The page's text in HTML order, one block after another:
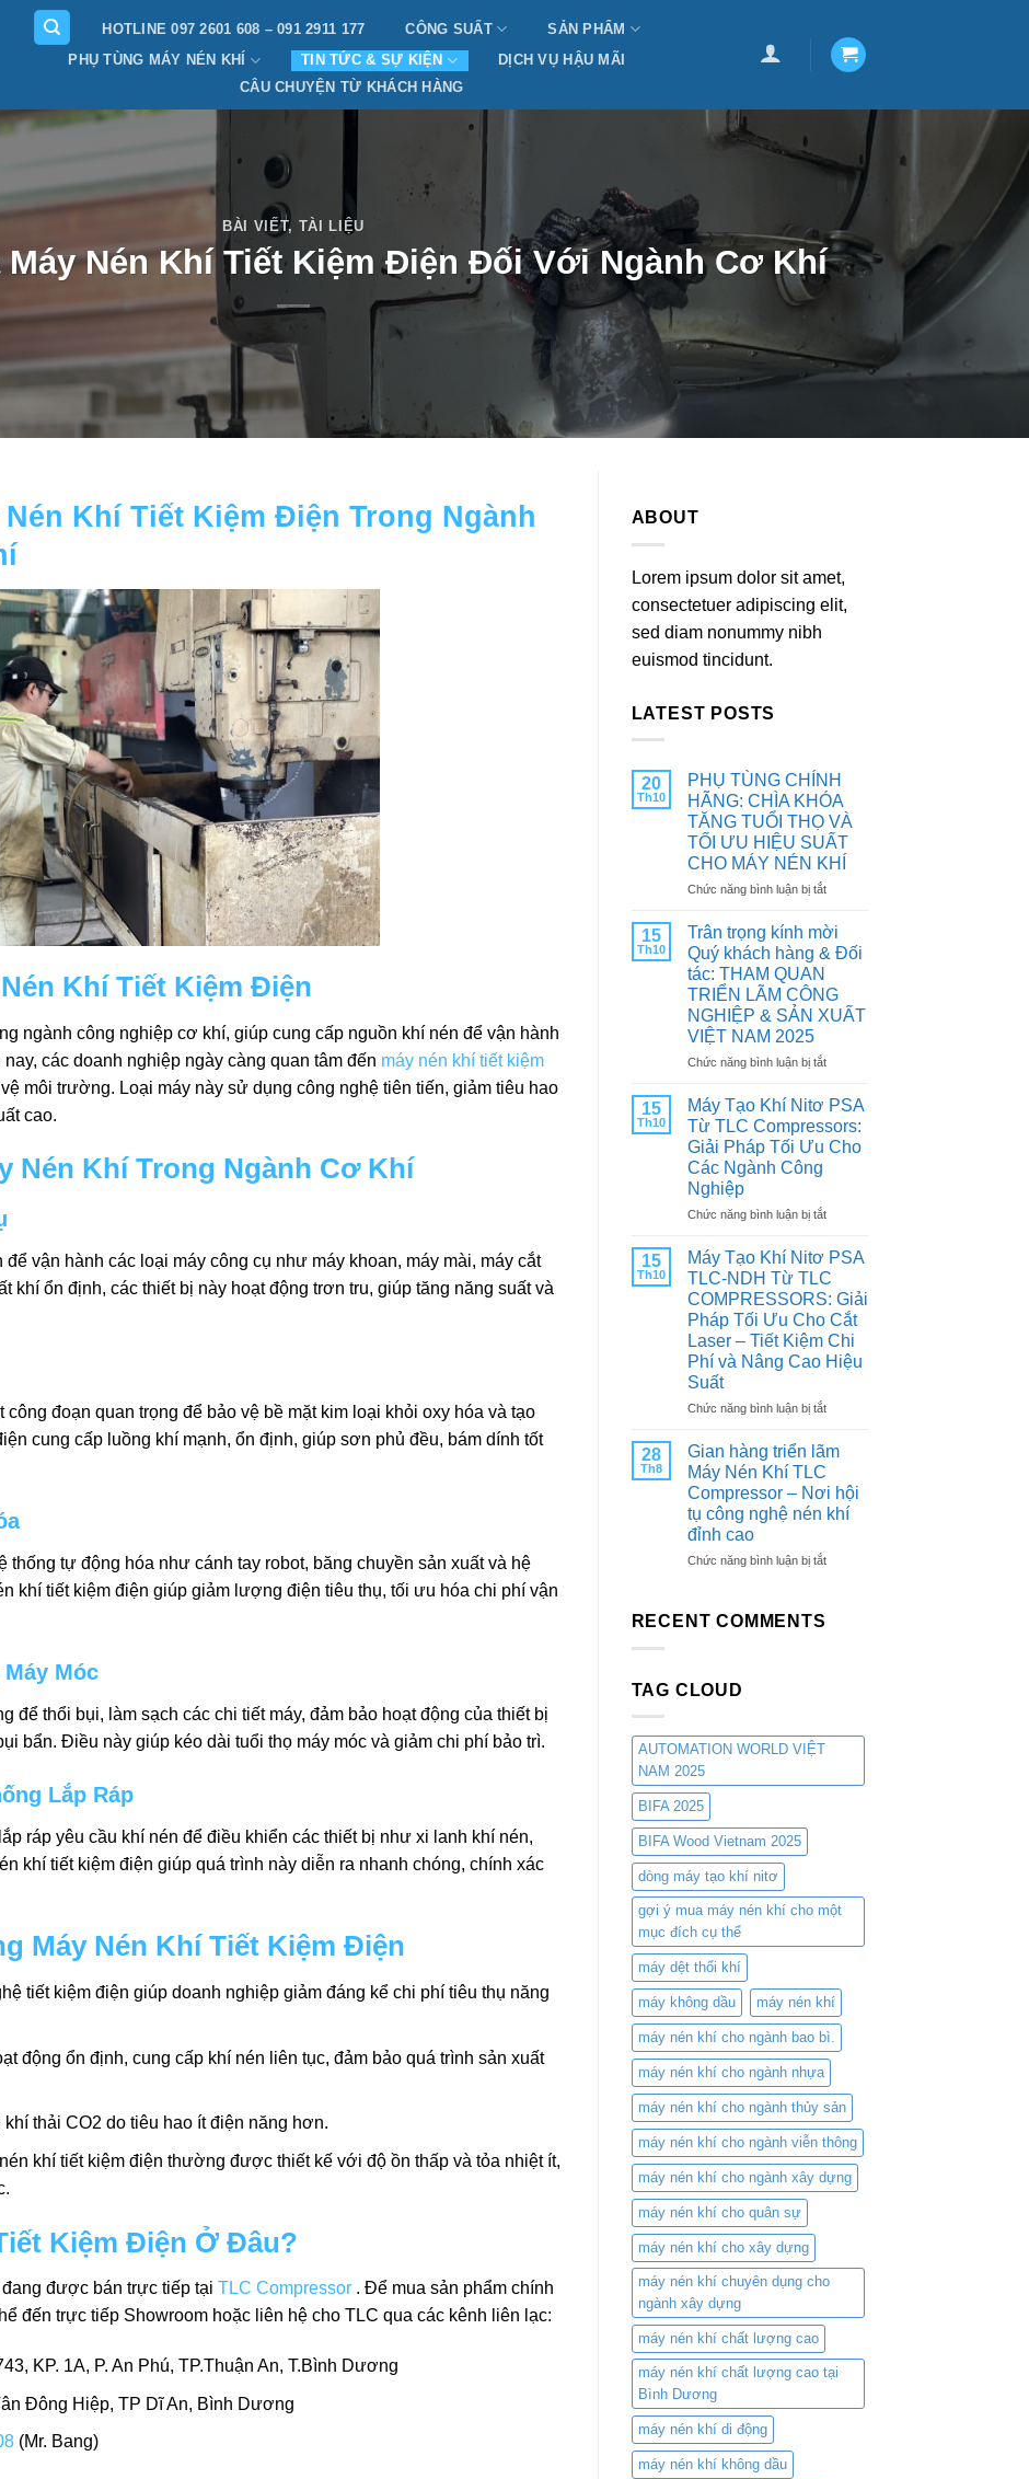
HOTLINE 097 2601 608 – 091 2911 177 CÔNG SUẤT
SẢN PHẨM
PHỤ TÙNG MÁY NÉN KHÍ
TIN TỨC & SỰ KIỆN
DỊCH VỤ HẬU MÃI
CÂU CHUYỆN TỪ KHÁCH HÀNG
BÀI VIẾT, TÀI LIỆU
Máy Nén Khí Tiết Kiệm Điện Đối Với Ngành Cơ Khí
Khí Tiết Kiệm Điện Trong Ngành
Khí Tiết Kiệm Điện
ngành công nghiệp cơ khí, giúp cung cấp nguồn khí nén để vận hành
các doanh nghiệp ngày càng quan tâm đến máy nén khí tiết kiệm
môi trường. Loại máy này sử dụng công nghệ tiên tiến, giảm tiêu hao
cao.
Nén Khí Trong Ngành Cơ Khí
vận hành các loại máy công cụ như máy khoan, máy mài, máy cắt
ổn định, các thiết bị này hoạt động trơn tru, giúp tăng năng suất và
đoạn quan trọng để bảo vệ bề mặt kim loại khỏi oxy hóa và tạo
cung cấp luồng khí mạnh, ổn định, giúp sơn phủ đều, bám dính tốt
thống tự động hóa như cánh tay robot, băng chuyền sản xuất và hệ
khí tiết kiệm điện giúp giảm lượng điện tiêu thụ, tối ưu hóa chi phí vận
Móc
để thổi bụi, làm sạch các chi tiết máy, đảm bảo hoạt động của thiết bị
bẩn. Điều này giúp kéo dài tuổi thọ máy móc và giảm chi phí bảo trì.
Lắp Ráp
ráp yêu cầu khí nén để điều khiển các thiết bị như xi lanh khí nén,
khí tiết kiệm điện giúp quá trình này diễn ra nhanh chóng, chính xác
Máy Nén Khí Tiết Kiệm Điện
tiết kiệm điện giúp doanh nghiệp giảm đáng kể chi phí tiêu thụ năng
động ổn định, cung cấp khí nén liên tục, đảm bảo quá trình sản xuất
thải CO2 do tiêu hao ít điện năng hơn.
khí tiết kiệm điện thường được thiết kế với độ ồn thấp và tỏa nhiệt ít,
Kiệm Điện Ở Đâu?
được bán trực tiếp tại TLC Compressor . Để mua sản phẩm chính
đến trực tiếp Showroom hoặc liên hệ cho TLC qua các kênh liên lạc:
KP. 1A, P. An Phú, TP.Thuận An, T.Bình Dương
Đông Hiệp, TP Dĩ An, Bình Dương
(Mr. Bang)
ABOUT
Lorem ipsum dolor sit amet,
consectetuer adipiscing elit,
sed diam nonummy nibh
euismod tincidunt.
LATEST POSTS
20
Th10
PHỤ TÙNG CHÍNH
HÃNG: CHÌA KHÓA
TĂNG TUỔI THỌ VÀ
TỐI ƯU HIỆU SUẤT
CHO MÁY NÉN KHÍ
Chức năng bình luận bị tắtở
TÙNG
CHÍNH
HÃNG:
KHÓA
TĂNG
ƯU
HIỆU
SUẤT
KHÍ
15
Th10
Trân trọng kính mời
Quý khách hàng & Đối
tác: THAM QUAN
TRIỂN LÃM CÔNG
NGHIỆP & SẢN XUẤT
VIỆT NAM 2025
Chức năng bình luận bị tắtở
trọng
mời
Quý
&
THAM
QUAN
TRIỂN
LÃM
CÔNG
NGHIỆP
XUẤT
NAM
2025
15
Th10
Máy Tạo Khí Nitơ PSA
Từ TLC Compressors:
Giải Pháp Tối Ưu Cho
Các Ngành Công
Nghiệp
Chức năng bình luận bị tắtở
Tạo
Khí
Nitơ
PSA
Từ
TLC
Compressors:
Cho
Các
Ngành
Công
15
Th10
Máy Tạo Khí Nitơ PSA
TLC-NDH Từ TLC
COMPRESSORS: Giải
Pháp Tối Ưu Cho Cắt
Laser – Tiết Kiệm Chi
Phí và Nâng Cao Hiệu
Suất
Chức năng bình luận bị tắtở
Nitơ
PSA
TLC-
Từ
–
Suất
28
Th8
Gian hàng triển lãm
Máy Nén Khí TLC
Compressor – Nơi hội
tụ công nghệ nén khí
đỉnh cao
Chức năng bình luận bị tắtở
–
hội
đỉnh
cao
RECENT COMMENTS
TAG CLOUD
AUTOMATION WORLD VIỆT
NAM 2025
BIFA 2025
BIFA Wood Vietnam 2025
dòng máy tạo khí nitơ
gợi ý mua máy nén khí cho một
mục đích cụ thể
máy dệt thổi khí
máy không dầu máy nén khí
máy nén khí cho ngành bao bì.
máy nén khí cho ngành nhựa
máy nén khí cho ngành thủy sản
máy nén khí cho ngành viễn thông
máy nén khí cho ngành xây dựng
máy nén khí cho quân sự
máy nén khí cho xây dựng
máy nén khí chuyên dụng cho
ngành xây dựng
máy nén khí chất lượng cao
máy nén khí chất lượng cao tại
Bình Dương
máy nén khí di động
máy nén khí không dầu